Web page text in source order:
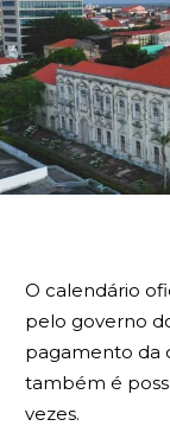
O calendário
pelo governo
pagamento da
também é
vezes.